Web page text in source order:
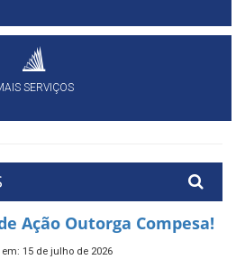
SERVIÇOS
Ação Outorga Compesa!
15 de julho de 2026